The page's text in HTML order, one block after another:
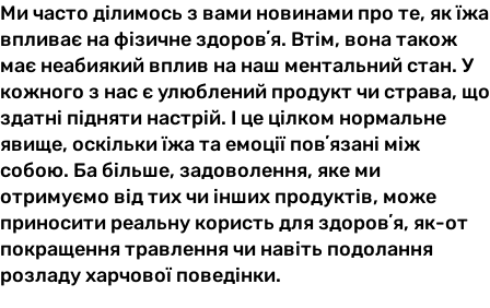
Ми часто ділимось з вами новинами про те, як їжа
впливає на фізичне здоровʼя. Втім, вона також
має неабиякий вплив на наш ментальний стан. У
кожного з нас є улюблений продукт чи страва, що
здатні підняти настрій. І це цілком нормальне
явище, оскільки їжа та емоції повʼязані між
собою. Ба більше, задоволення, яке ми
отримуємо від тих чи інших продуктів, може
приносити реальну користь для здоровʼя, як-от
покращення травлення чи навіть подолання
розладу харчової поведінки.